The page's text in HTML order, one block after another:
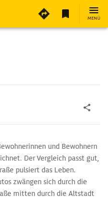
MENÜ
und Bewohnern
Der Vergleich passt gut,
pulsiert das Leben.
zwängen sich durch die
mitten durch die Altstadt